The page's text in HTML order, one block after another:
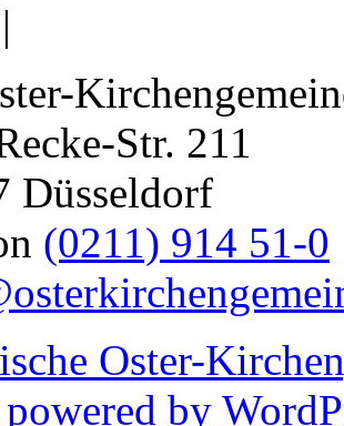
|
Str. 211
Düsseldorf
(0211) 914 51-0
Oster-
by